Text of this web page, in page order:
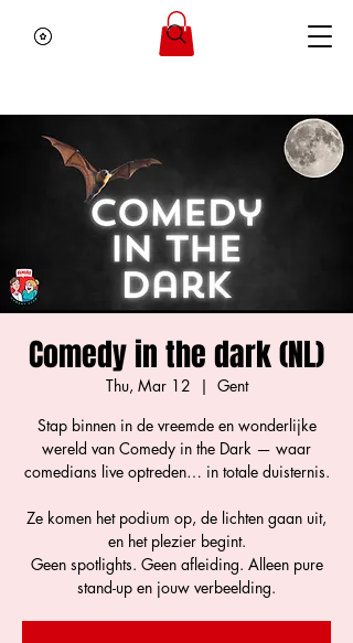
Comedy in the dark (NL)
Thu, Mar 12
  |
Gent
Stap binnen in de vreemde en wonderlijke
wereld van Comedy in the Dark — waar
comedians live optreden… in totale duisternis.
Ze komen het podium op, de lichten gaan uit,
en het plezier begint.
Geen spotlights. Geen afleiding. Alleen pure